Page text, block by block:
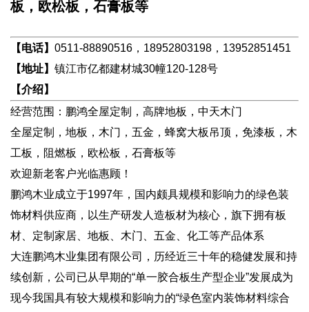
板，欧松板，石膏板等
【电话】 0511-88890516，18952803198，13952851451
【地址】 镇江市亿都建材城30幢120-128号
【介绍】
经营范围：鹏鸿全屋定制，高牌地板，中天木门
全屋定制，地板，木门，五金，蜂窝大板吊顶，免漆板，木
工板，阻燃板，欧松板，石膏板等
欢迎新老客户光临惠顾！
鹏鸿木业成立于1997年，国内颇具规模和影响力的绿色装
饰材料供应商，以生产研发人造板材为核心，旗下拥有板
材、定制家居、地板、木门、五金、化工等产品体系
大连鹏鸿木业集团有限公司，历经近三十年的稳健发展和持
续创新，公司已从早期的“单一胶合板生产型企业”发展成为
现今我国具有较大规模和影响力的“绿色室内装饰材料综合